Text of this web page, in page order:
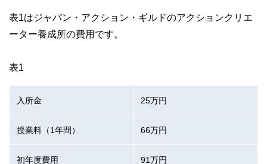
表1はジャパン・アクション・ギルドのアクションクリエ
ーター養成所の費用です。
表1
入所金 25万円
授業料（1年間） 66万円
初年度費用 91万円